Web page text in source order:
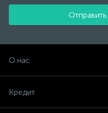
О нас
Кредит